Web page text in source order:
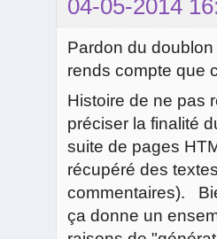
04-05-2014
Pardon du
rends compte que
Histoire de ne pas
préciser la finalité
suite de pages
récupéré des
commentaires).
ça donne un